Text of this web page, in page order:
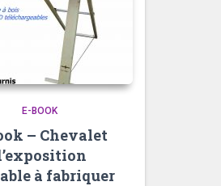
E-BOOK
– Chevalet
à fabriquer